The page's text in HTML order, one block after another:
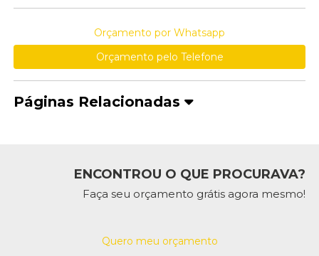
Orçamento por Whatsapp
Orçamento pelo Telefone
Páginas Relacionadas
ENCONTROU O QUE PROCURAVA?
Faça seu orçamento grátis agora mesmo!
Quero meu orçamento